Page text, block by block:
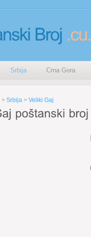
Srbija Crna Gora
> Srbija > Veliki Gaj